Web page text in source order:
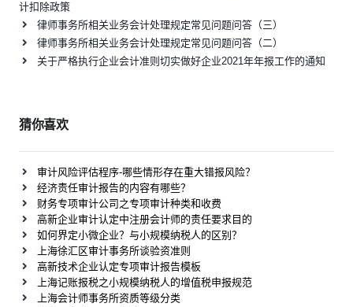
计扣除政策
律师事务所相关业务会计处理规定常见问题问答（三）
律师事务所相关业务会计处理规定常见问题问答（二）
关于严格执行企业会计准则切实做好企业2021年年报工作的通知
猜你喜欢
审计风险评估程序-哪些情形存在重大错报风险？
经济责任审计报告的内容有哪些？
财务专项审计公司之专项审计种类和收费
高新企业审计认定中注册会计师的责任要求目的
如何界定小微企业？与小规模纳税人的区别？
上海徐汇区审计事务所谈验资准则
高新技术企业认定专项审计报告模板
上海记账报税之小规模纳税人的增值税申报规范
上海会计师事务所资质等级分类